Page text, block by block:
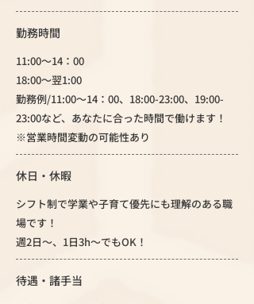
勤務時間
11:00～14：00
18:00～翌1:00
勤務例/11:00～14：00、18:00-23:00、19:00-
23:00など、あなたに合った時間で働けます！
※営業時間変動の可能性あり
休日・休暇
シフト制で学業や子育て優先にも理解のある職
場です！
週2日～、1日3h～でもOK！
待遇・諸手当